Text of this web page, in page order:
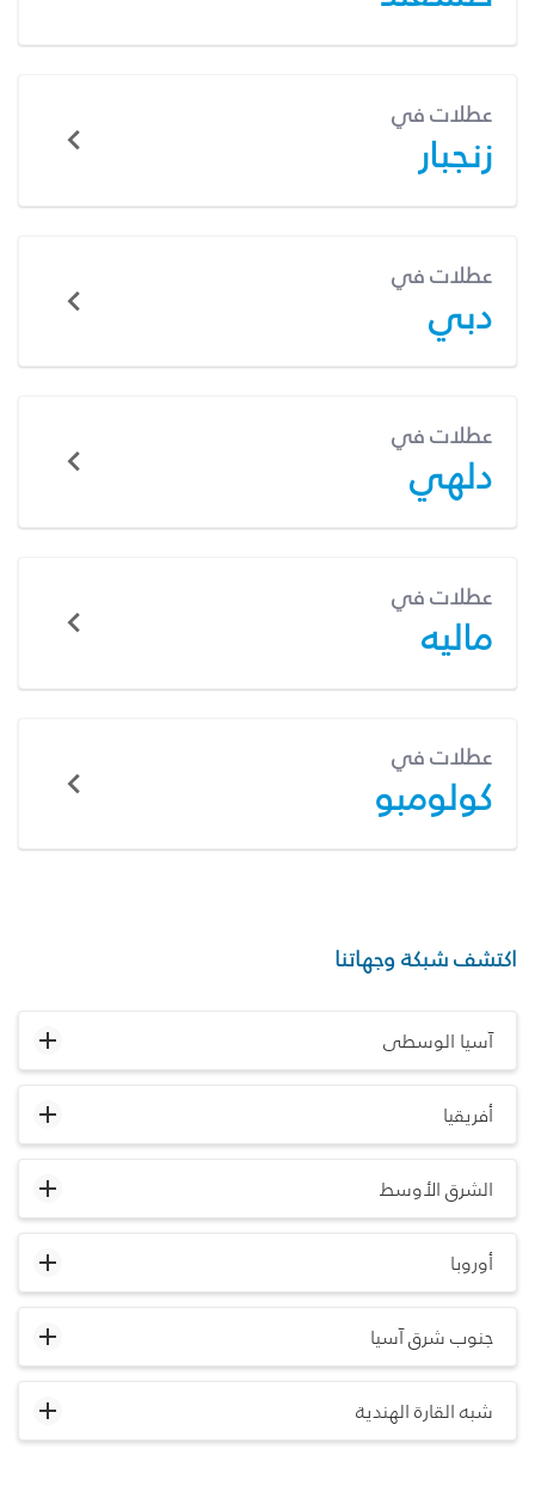
عطلات في
زنجبار
عطلات في
دبي
عطلات في
دلهي
عطلات في
ماليه
عطلات في
كولومبو
اكتشف شبكة وجهاتنا
آسيا الوسطى
أفريقيا
الشرق الأوسط
أوروبا
جنوب شرق آسيا
شبه القارة الهندية